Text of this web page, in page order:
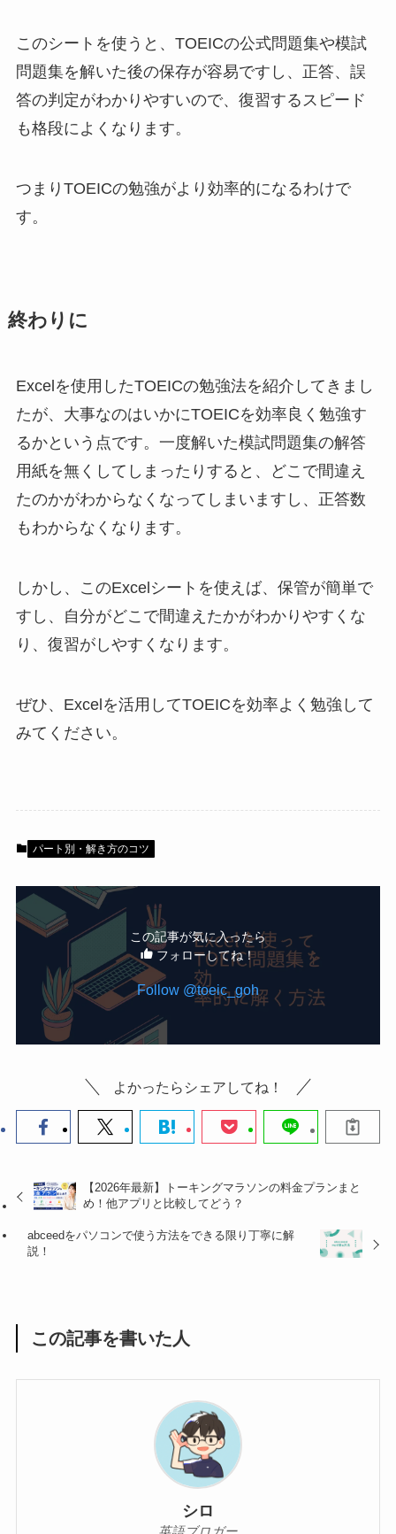
このシートを使うと、TOEICの公式問題集や模試
問題集を解いた後の保存が容易ですし、正答、誤
答の判定がわかりやすいので、復習するスピード
も格段によくなります。
つまりTOEICの勉強がより効率的になるわけで
す。
終わりに
Excelを使用したTOEICの勉強法を紹介してきまし
たが、大事なのはいかにTOEICを効率良く勉強す
るかという点です。一度解いた模試問題集の解答
用紙を無くしてしまったりすると、どこで間違え
たのかがわからなくなってしまいますし、正答数
もわからなくなります。
しかし、このExcelシートを使えば、保管が簡単で
すし、自分がどこで間違えたかがわかりやすくな
り、復習がしやすくなります。
ぜひ、Excelを活用してTOEICを効率よく勉強して
みてください。
パート別・解き方のコツ
この記事が気に入ったら
フォローしてね！
Follow @toeic_goh
よかったらシェアしてね！
【2026年最新】トーキングマラソンの料金プランまと
め！他アプリと比較してどう？
abceedをパソコンで使う方法をできる限り丁寧に解
説！
この記事を書いた人
シロ
英語ブロガー